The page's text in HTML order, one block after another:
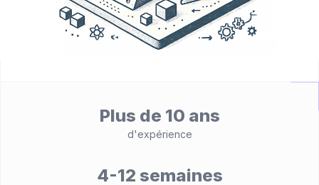
Plus de 10 ans
d'expérience
4-12 semaines